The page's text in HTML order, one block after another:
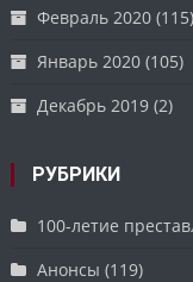
Февраль 2020 (115)
Январь 2020 (105)
Декабрь 2019 (2)
РУБРИКИ
100-летие
Анонсы (119)